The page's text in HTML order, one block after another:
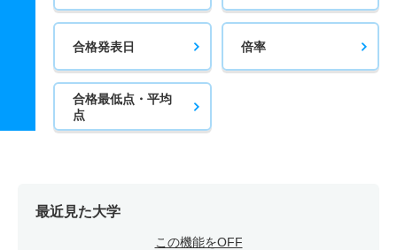
合格発表日 倍率
合格最低点・平均
点
最近見た大学
この機能をOFF